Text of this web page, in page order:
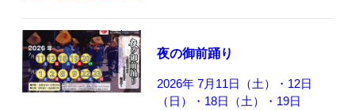
夜の御前踊り
2026年 7月11日（土）・12日
（日）・18日（土）・19日